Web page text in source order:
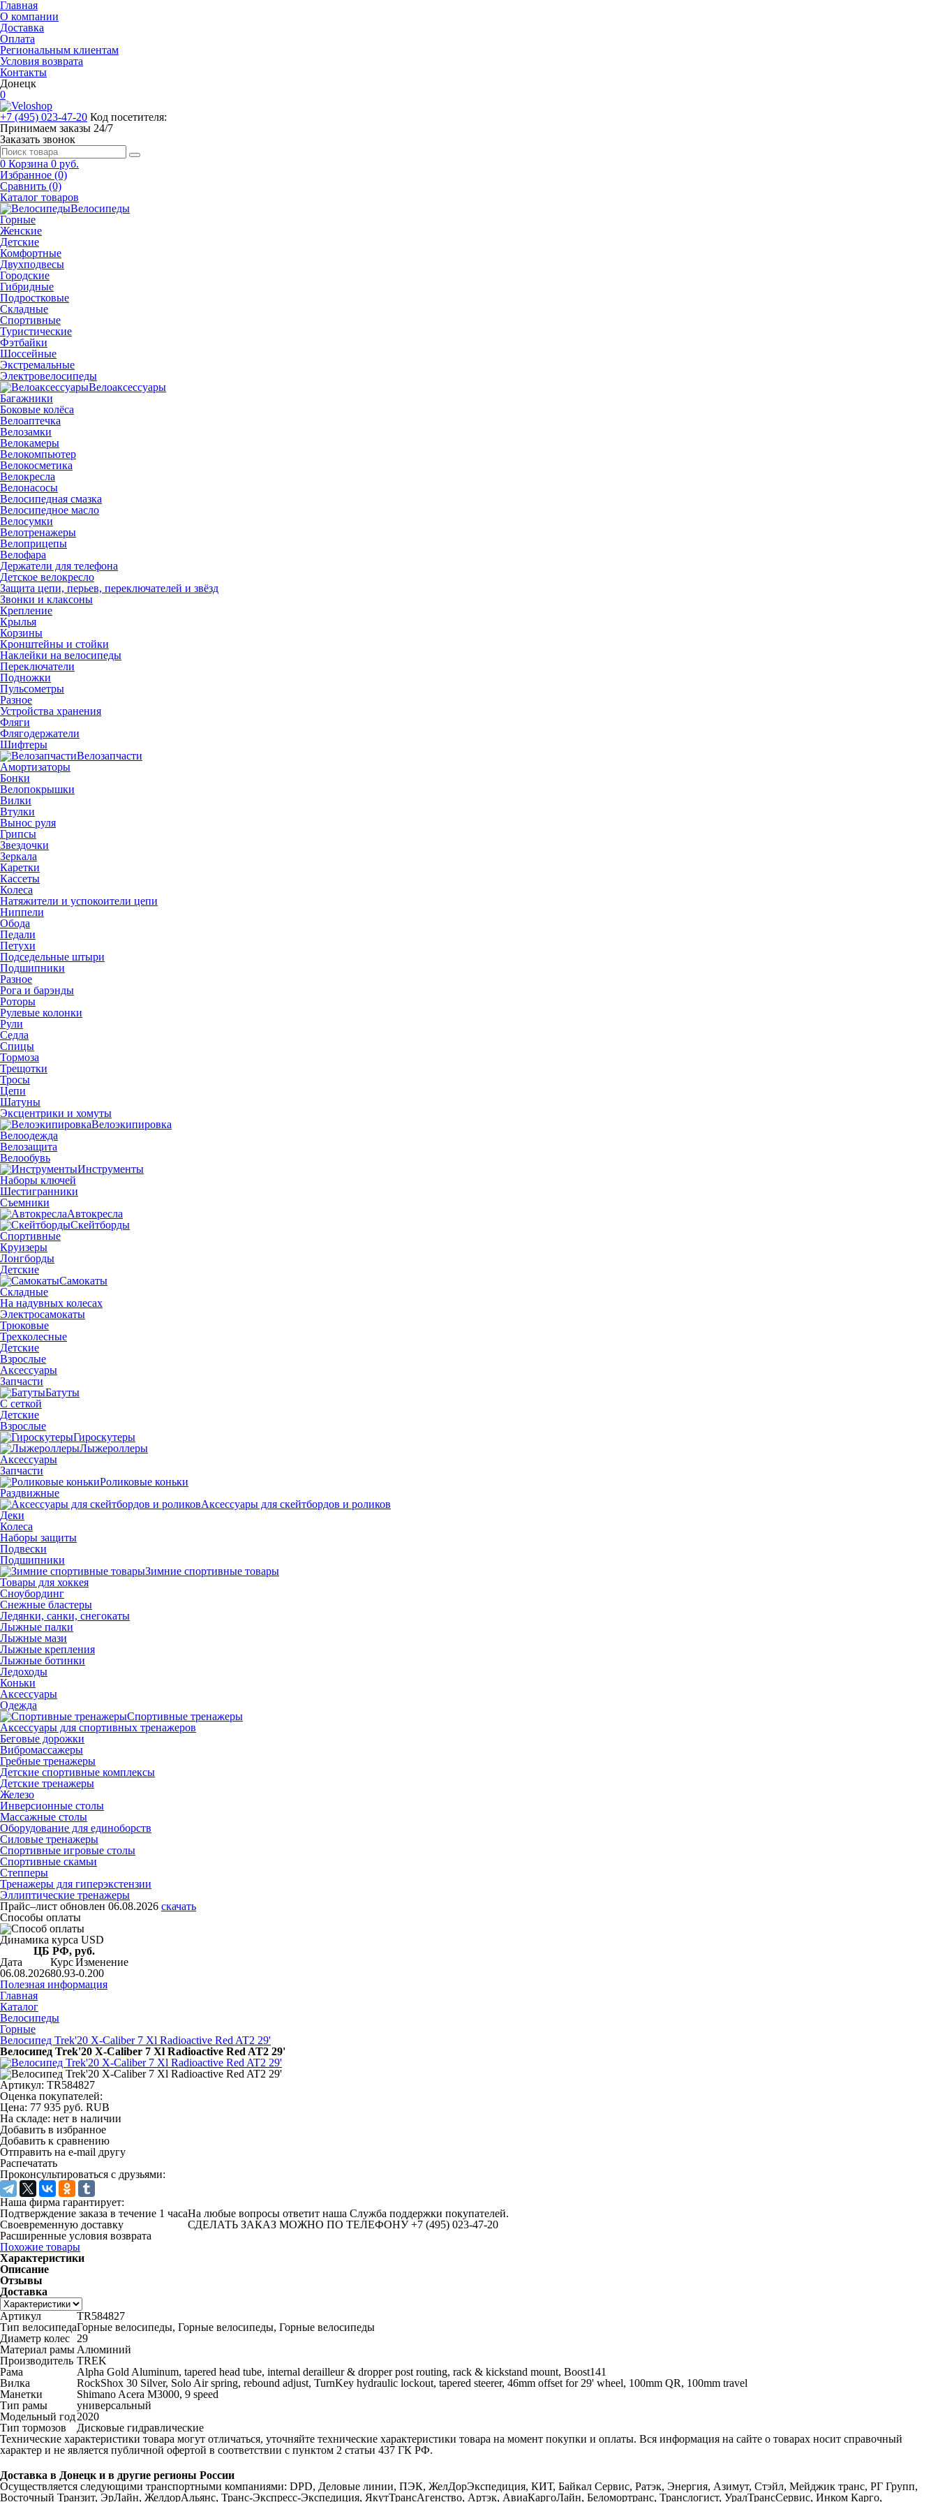
Главная
О компании
Доставка
Оплата
Региональным клиентам
Условия возврата
Контакты
Донецк
0
+7 (495) 023-47-20 Код посетителя:
Принимаем заказы 24/7
Заказать звонок
0 Корзина 0 руб.
Избранное (0)
Сравнить (0)
Каталог товаров
Велосипеды
Горные
Женские
Детские
Комфортные
Двухподвесы
Городские
Гибридные
Подростковые
Складные
Спортивные
Туристические
Фэтбайки
Шоссейные
Экстремальные
Электровелосипеды
Велоаксессуары
Багажники
Боковые колёса
Велоаптечка
Велозамки
Велокамеры
Велокомпьютер
Велокосметика
Велокресла
Велонасосы
Велосипедная смазка
Велосипедное масло
Велосумки
Велотренажеры
Велоприцепы
Велофара
Держатели для телефона
Детское велокресло
Защита цепи, перьев, переключателей и звёзд
Звонки и клаксоны
Крепление
Крылья
Корзины
Кронштейны и стойки
Наклейки на велосипеды
Переключатели
Подножки
Пульсометры
Разное
Устройства хранения
Фляги
Флягодержатели
Шифтеры
Велозапчасти
Амортизаторы
Бонки
Велопокрышки
Вилки
Втулки
Вынос руля
Грипсы
Звездочки
Зеркала
Каретки
Кассеты
Колеса
Натяжители и успокоители цепи
Ниппели
Обода
Педали
Петухи
Подседельные штыри
Подшипники
Разное
Рога и барэнды
Роторы
Рулевые колонки
Рули
Седла
Спицы
Тормоза
Трещотки
Тросы
Цепи
Шатуны
Эксцентрики и хомуты
Велоэкипировка
Велоодежда
Велозащита
Велообувь
Инструменты
Наборы ключей
Шестигранники
Съемники
Автокресла
Скейтборды
Спортивные
Круизеры
Лонгборды
Детские
Самокаты
Складные
На надувных колесах
Электросамокаты
Трюковые
Трехколесные
Детские
Взрослые
Аксессуары
Запчасти
Батуты
С сеткой
Детские
Взрослые
Гироскутеры
Лыжероллеры
Аксессуары
Запчасти
Роликовые коньки
Раздвижные
Аксессуары для скейтбордов и роликов
Деки
Колеса
Наборы защиты
Подвески
Подшипники
Зимние спортивные товары
Товары для хоккея
Сноубординг
Снежные бластеры
Ледянки, санки, снегокаты
Лыжные палки
Лыжные мази
Лыжные крепления
Лыжные ботинки
Ледоходы
Коньки
Аксессуары
Одежда
Спортивные тренажеры
Аксессуары для спортивных тренажеров
Беговые дорожки
Вибромассажеры
Гребные тренажеры
Детские спортивные комплексы
Детские тренажеры
Железо
Инверсионные столы
Массажные столы
Оборудование для единоборств
Силовые тренажеры
Спортивные игровые столы
Спортивные скамьи
Степперы
Тренажеры для гиперэкстензии
Эллиптические тренажеры
Прайс–лист обновлен 06.08.2026 скачать
Способы оплаты
Динамика курса USD
ЦБ РФ, руб.
Дата
КурсИзменение
06.08.202680.93-0.200
Полезная информация
Главная
Каталог
Велосипеды
Горные
Велосипед Trek'20 X-Caliber 7 Xl Radioactive Red AT2 29'
Велосипед Trek'20 X-Caliber 7 Xl Radioactive Red AT2 29'
Артикул: TR584827
Оценка покупателей:
Цена: 77 935 руб. RUB
На складе: нет в наличии
Добавить в избранное
Добавить к сравнению
Отправить на e-mail другу
Распечатать
Проконсультироваться с друзьями:
Наша фирма гарантирует:
Подтверждение заказа в течение 1 часа
Своевременную доставку
Расширенные условия возврата
На любые вопросы ответит наша Служба поддержки покупателей.
СДЕЛАТЬ ЗАКАЗ МОЖНО ПО ТЕЛЕФОНУ +7 (495) 023-47-20
Похожие товары
Характеристики
Описание
Отзывы
Доставка
Артикул
TR584827
Тип велосипедаГорные велосипеды, Горные велосипеды, Горные велосипеды
Диаметр колес
29
Материал рамы Алюминий
Производитель TREK
Рама
Alpha Gold Aluminum, tapered head tube, internal derailleur & dropper post routing, rack & kickstand mount, Boost141
Вилка
RockShox 30 Silver, Solo Air spring, rebound adjust, TurnKey hydraulic lockout, tapered steerer, 46mm offset for 29' wheel, 100mm QR, 100mm travel
Манетки
Shimano Acera M3000, 9 speed
Тип рамы
универсальный
Модельный год2020
Тип тормозов
Дисковые гидравлические
Технические характеристики товара могут отличаться, уточняйте технические характеристики товара на момент покупки и оплаты. Вся информация на сайте о товарах носит справочный
характер и не является публичной офертой в соответствии с пунктом 2 статьи 437 ГК РФ.
Доставка в Донецк и в другие регионы России
Осуществляется следующими транспортными компаниями: DPD, Деловые линии, ПЭК, ЖелДорЭкспедиция, КИТ, Байкал Сервис, Ратэк, Энергия, Азимут, Стэйл, Мейджик транс, РГ Групп,
Восточный Транзит, ЭрЛайн, ЖелдорАльянс, Транс-Экспресс-Экспедиция, ЯкутТрансАгенство, Артэк, АвиаКаргоЛайн, Беломортранс, Транслогист, УралТрансСервис, Инком Карго,